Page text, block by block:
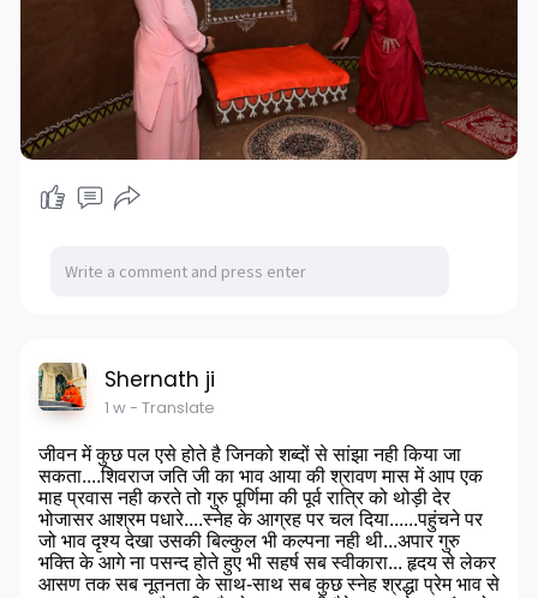
Shernath ji
1 w- Translate
जीवन में कुछ पल एसे होते है जिनको शब्दों से सांझा नही किया जा
सकता....शिवराज जति जी का भाव आया की श्रावण मास में आप एक
माह प्रवास नही करते तो गुरु पूर्णिमा की पूर्व रात्रि को थोड़ी देर
भोजासर आश्रम पधारे....स्नेह के आग्रह पर चल दिया......पहुंचने पर
जो भाव दृश्य देखा उसकी बिल्कुल भी कल्पना नही थी...अपार गुरु
भक्ति के आगे ना पसन्द होते हुए भी सहर्ष सब स्वीकारा... हृदय से लेकर
आसण तक सब नूतनता के साथ-साथ सब कुछ स्नेह श्रद्धा प्रेम भाव से